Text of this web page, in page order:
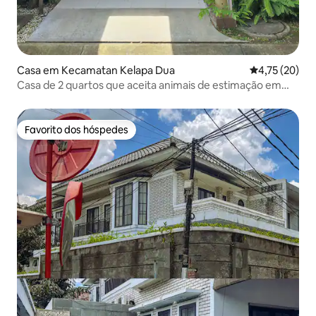
Casa em Kecamatan Kelapa Dua Classificação
4,75 (20)
Casa de 2 quartos que aceita animais de estimação em
Favorito dos hóspedes
Favorito dos hóspedes